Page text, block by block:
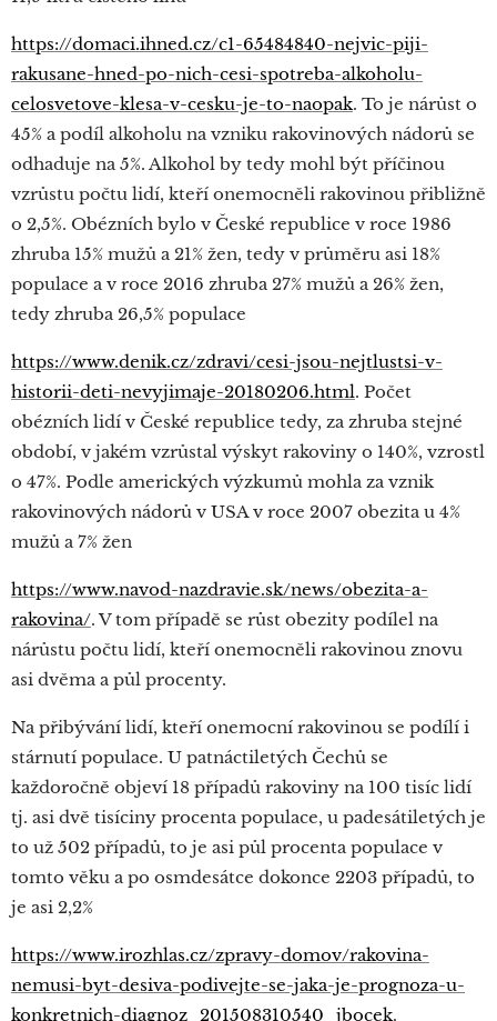
https://domaci.ihned.cz/c1-65484840-nejvic-piji-
rakusane-hned-po-nich-cesi-spotreba-alkoholu-
celosvetove-klesa-v-cesku-je-to-naopak. To je nárůst o
45% a podíl alkoholu na vzniku rakovinových nádorů se
odhaduje na 5%. Alkohol by tedy mohl být příčinou
vzrůstu počtu lidí, kteří onemocněli rakovinou přibližně
o 2,5%. Obézních bylo v České republice v roce 1986
zhruba 15% mužů a 21% žen, tedy v průměru asi 18%
populace a v roce 2016 zhruba 27% mužů a 26% žen,
tedy zhruba 26,5% populace
https://www.denik.cz/zdravi/cesi-jsou-nejtlustsi-v-
historii-deti-nevyjimaje-20180206.html. Počet
obézních lidí v České republice tedy, za zhruba stejné
období, v jakém vzrůstal výskyt rakoviny o 140%, vzrostl
o 47%. Podle amerických výzkumů mohla za vznik
rakovinových nádorů v USA v roce 2007 obezita u 4%
mužů a 7% žen
https://www.navod-nazdravie.sk/news/obezita-a-
rakovina/. V tom případě se růst obezity podílel na
nárůstu počtu lidí, kteří onemocněli rakovinou znovu
asi dvěma a půl procenty.
Na přibývání lidí, kteří onemocní rakovinou se podílí i
stárnutí populace. U patnáctiletých Čechů se
každoročně objeví 18 případů rakoviny na 100 tisíc lidí
tj. asi dvě tisíciny procenta populace, u padesátiletých je
to už 502 případů, to je asi půl procenta populace v
tomto věku a po osmdesátce dokonce 2203 případů, to
je asi 2,2%
https://www.irozhlas.cz/zpravy-domov/rakovina-
nemusi-byt-desiva-podivejte-se-jaka-je-prognoza-u-
konkretnich-diagnoz_201508310540_jbocek.